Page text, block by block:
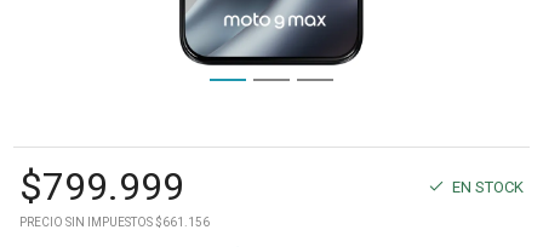
$799.999 EN STOCK
PRECIO SIN IMPUESTOS $661.156